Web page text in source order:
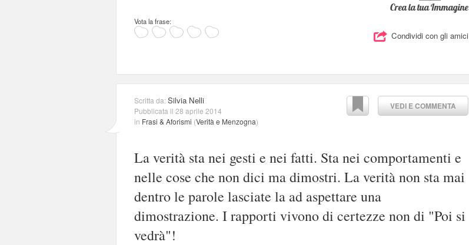
Crea la tua Immagine
Vota la frase:
Condividi con gli amici
VEDI E COMMENTA
Scritta da:Silvia Nelli
Pubblicata il 28 aprile 2014
in Frasi & Aforismi (Verità e Menzogna)
La verità sta nei gesti e nei fatti. Sta nei comportamenti e
nelle cose che non dici ma dimostri. La verità non sta mai
dentro le parole lasciate la ad aspettare una
dimostrazione. I rapporti vivono di certezze non di "Poi si
vedrà"!